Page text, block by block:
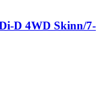
D 4WD Skinn/7-